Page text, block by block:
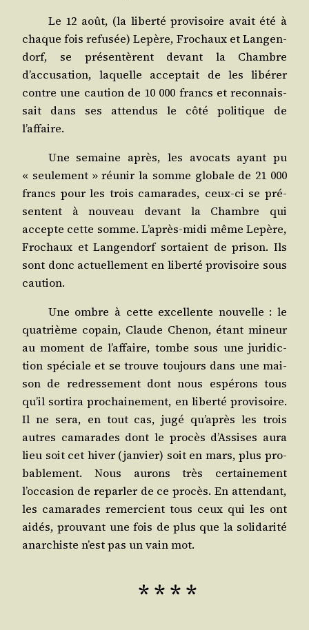
Le 12 août, (la liber­té pro­vi­soire avait été à
chaque fois refu­sée) Lepère, Fro­chaux et Lan­gen­
dorf, se pré­sen­tèrent devant la Chambre
d’accusation, laquelle accep­tait de les libé­rer
contre une cau­tion de 10 000 francs et recon­nais­
sait dans ses atten­dus le côté poli­tique de
l’affaire.
Une semaine après, les avo­cats ayant pu
« seule­ment » réunir la somme glo­bale de 21 000
francs pour les trois cama­rades, ceux-ci se pré­
sentent à nou­veau devant la Chambre qui
accepte cette somme. L’après-midi même Lepère,
Fro­chaux et Lan­gen­dorf sor­taient de pri­son. Ils
sont donc actuel­le­ment en liber­té pro­vi­soire sous
caution.
Une ombre à cette excel­lente nou­velle : le
qua­trième copain, Claude Che­non, étant mineur
au moment de l’affaire, tombe sous une juri­dic­
tion spé­ciale et se trouve tou­jours dans une mai­
son de redres­se­ment dont nous espé­rons tous
qu’il sor­ti­ra pro­chai­ne­ment, en liber­té pro­vi­soire.
Il ne sera, en tout cas, jugé qu’après les trois
autres cama­rades dont le pro­cès d’Assises aura
lieu soit cet hiver (jan­vier) soit en mars, plus pro­
ba­ble­ment. Nous aurons très cer­tai­ne­ment
l’occasion de repar­ler de ce pro­cès. En atten­dant,
les cama­rades remer­cient tous ceux qui les ont
aidés, prou­vant une fois de plus que la soli­da­ri­té
anar­chiste n’est pas un vain mot.
* * * *